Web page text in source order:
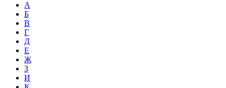
А
Б
В
Г
Д
Е
Ж
З
И